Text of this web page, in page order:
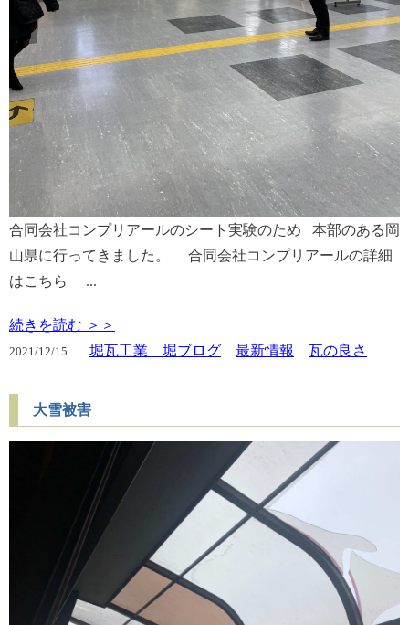
合同会社コンプリアールのシート実験のため 本部のある岡
山県に行ってきました。 合同会社コンプリアールの詳細
はこちら ...
続きを読む ＞＞
2021/12/15 堀瓦工業 堀ブログ 最新情報 瓦の良さ
大雪被害